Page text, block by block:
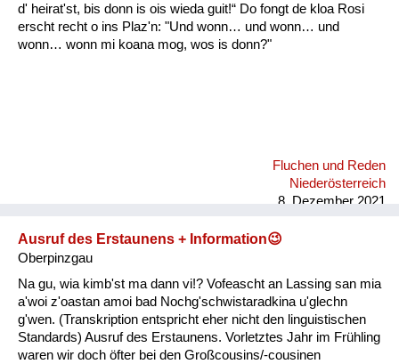
d' heirat'st, bis donn is ois wieda guit!“ Do fongt de kloa Rosi
erscht recht o ins Plaz'n: "Und wonn… und wonn… und
wonn… wonn mi koana mog, wos is donn?"
Fluchen und Reden
Niederösterreich
8. Dezember 2021
Ausruf des Erstaunens + Information😉
Oberpinzgau
Na gu, wia kimb'st ma dann vi!? Vofeascht an Lassing san mia
a'woi z'oastan amoi bad Nochg'schwistaradkina u'glechn
g'wen. (Transkription entspricht eher nicht den linguistischen
Standards) Ausruf des Erstaunens. Vorletztes Jahr im Frühling
waren wir doch öfter bei den Großcousins/-cousinen